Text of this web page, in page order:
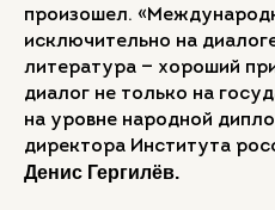
произошел.
исключительно на
литература — хороший
диалог не только на
на уровне народной
директора Института
Денис Гергилёв.